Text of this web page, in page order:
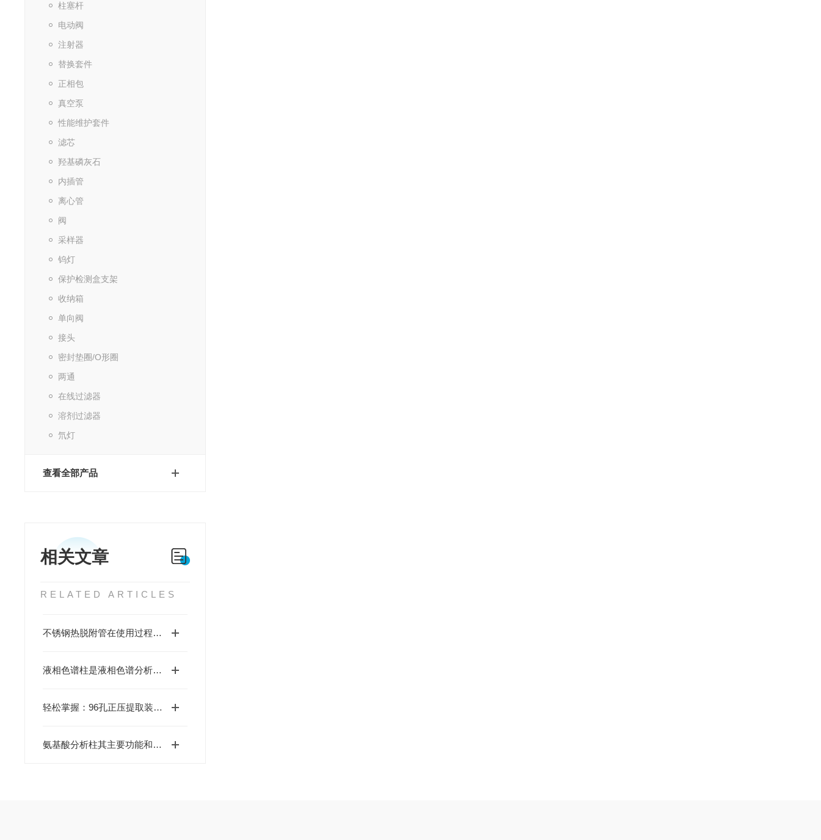
柱塞杆
电动阀
注射器
替换套件
正相包
真空泵
性能维护套件
滤芯
羟基磷灰石
内插管
离心管
阀
采样器
钨灯
保护检测盒支架
收纳箱
单向阀
接头
密封垫圈/O形圈
两通
在线过滤器
溶剂过滤器
氘灯
查看全部产品
相关文章
RELATED ARTICLES
不锈钢热脱附管在使用过程中有什么需要注意的呢？
液相色谱柱是液相色谱分析中的重要部件
轻松掌握：96孔正压提取装置的简易安装步骤
氨基酸分析柱其主要功能和应用如下